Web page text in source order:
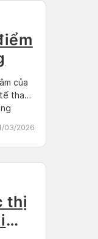
của
thay
03/2026
thị